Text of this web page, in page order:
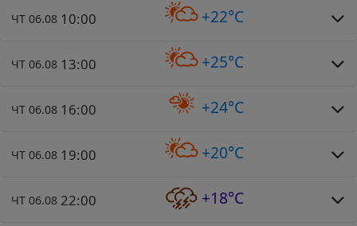
ЧТ 06.08 10:00 +22°C
ЧТ 06.08 13:00 +25°C
ЧТ 06.08 16:00 +24°C
ЧТ 06.08 19:00 +20°C
ЧТ 06.08 22:00 +18°C